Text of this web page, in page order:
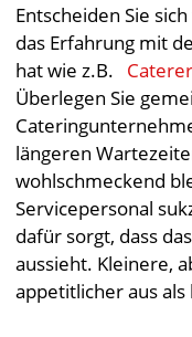
Entscheiden Sie
das Erfahrung mit
hat wie z.B.
Überlegen Sie
längeren
wohlschmeckend
Servicepersonal
dafür sorgt, dass
aussieht. Kleinere,
appetitlicher aus